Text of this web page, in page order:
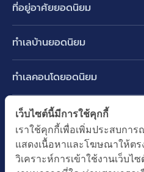
ที่อยู่อาศัยยอดนิยม
ทาวน์เฮ้าส์ ทาวน์โฮม
คอนโดมิเนียม
อาคารพาณิชย์ ตึกแถว
ที่ดินเปล่า
อพาร์ทเม้นท์ หอพัก
ทำเลบ้านยอดนิยม
บางนา รามคำแหง 2
ปทุมธานี รังสิต ลำลูกกา
นนทบุรี บางใหญ่ บางบัวทอง
ทำเลคอนโดยอดนิยม
พระราม 9
อ่อนนุช ปุณณวิถี
รัชดาภิเษก ห้วยขวาง
ทำเล BTS ยอดนิยม
BTS ทองหล่อ
BTS เอกมัย
ทำเล MRT ยอดนิยม
MRT เพชรบุรี
เว็บไซต์นี้มีการใช้คุกกี้
เราใช้คุกกี้เพื่อเพิ่มประสบกา
แสดงเนื้อหาและโฆษณาให้ตร
วิเคราะห์การเข้าใช้งานเว็บไ